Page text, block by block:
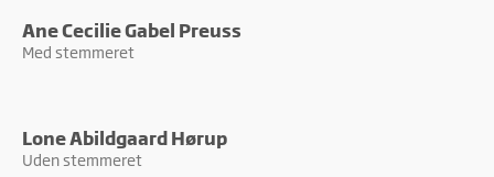
Ane Cecilie Gabel Preuss
Med stemmeret
Lone Abildgaard Hørup
Uden stemmeret